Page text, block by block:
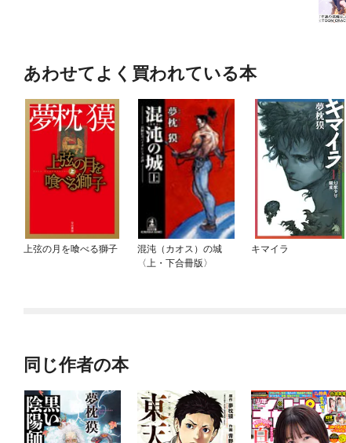
あわせてよく買われている本
上弦の月を喰べる獅子
混沌（カオス）の城
〈上・下合冊版〉
キマイラ
同じ作者の本